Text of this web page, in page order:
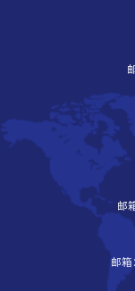
邮
邮箱